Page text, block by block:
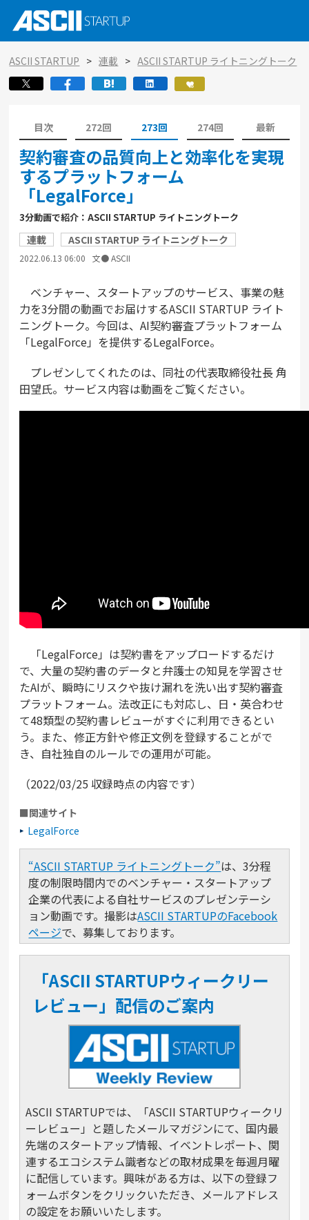
ASCII STARTUP 連載 ASCII STARTUP ライトニングトーク
目次 272回 273回 274回 最新
契約審査の品質向上と効率化を実現
するプラットフォーム
「LegalForce」
3分動画で紹介：ASCII STARTUP ライトニングトーク
連載 ASCII STARTUP ライトニングトーク
2022.06.13 06:00 文● ASCII
ベンチャー、スタートアップのサービス、事業の魅
力を3分間の動画でお届けするASCII STARTUP ライト
ニングトーク。今回は、AI契約審査プラットフォーム
「LegalForce」を提供するLegalForce。
プレゼンしてくれたのは、同社の代表取締役社長 角
田望氏。サービス内容は動画をご覧ください。
「LegalForce」は契約書をアップロードするだけ
で、大量の契約書のデータと弁護士の知見を学習させ
たAIが、瞬時にリスクや抜け漏れを洗い出す契約審査
プラットフォーム。法改正にも対応し、日・英合わせ
て48類型の契約書レビューがすぐに利用できるとい
う。また、修正方針や修正文例を登録することがで
き、自社独自のルールでの運用が可能。
（2022/03/25 収録時点の内容です）
■関連サイト
LegalForce
“ASCII STARTUP ライトニングトーク”は、3分程
度の制限時間内でのベンチャー・スタートアップ
企業の代表による自社サービスのプレゼンテーシ
ョン動画です。撮影はASCII STARTUPのFacebook
ページで、募集しております。
「ASCII STARTUPウィークリー
レビュー」配信のご案内
ASCII STARTUPでは、「ASCII STARTUPウィークリ
ーレビュー」と題したメールマガジンにて、国内最
先端のスタートアップ情報、イベントレポート、関
連するエコシステム識者などの取材成果を毎週月曜
に配信しています。興味がある方は、以下の登録フ
ォームボタンをクリックいただき、メールアドレス
の設定をお願いいたします。